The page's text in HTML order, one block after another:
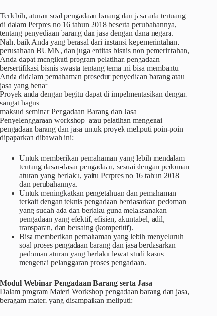
Terlebih, aturan soal pengadaan barang dan jasa ada tertuang
di dalam Perpres no 16 tahun 2018 beserta perubahannya,
tentang penyediaan barang dan jasa dengan dana negara.
Nah, baik Anda yang berasal dari instansi kepemerintahan,
perusahaan BUMN, dan juga entitas bisnis non pemerintahan,
Anda dapat mengikuti program pelatihan pengadaan
bersertifikasi bisnis swasta tentang tema ini bisa membantu
Anda didalam pemahaman prosedur penyediaan barang atau
jasa yang benar
Proyek anda dengan begitu dapat di impelmentasikan dengan
sangat bagus
maksud seminar Pengadaan Barang dan Jasa
Penyelenggaraan workshop atau pelatihan mengenai
pengadaan barang dan jasa untuk proyek meliputi poin-poin
dipaparkan dibawah ini:
Untuk memberikan pemahaman yang lebih mendalam
tentang dasar-dasar pengadaan, sesuai dengan pedoman
aturan yang berlaku, yaitu Perpres no 16 tahun 2018
dan perubahannya.
Untuk meningkatkan pengetahuan dan pemahaman
terkait dengan teknis pengadaan berdasarkan pedoman
yang sudah ada dan berlaku guna melaksanakan
pengadaan yang efektif, efisien, akuntabel, adil,
transparan, dan bersaing (kompetitif).
Bisa memberikan pemahaman yang lebih menyeluruh
soal proses pengadaan barang dan jasa berdasarkan
pedoman aturan yang berlaku lewat studi kasus
mengenai pelanggaran proses pengadaan.
Modul Webinar Pengadaan Barang serta Jasa
Dalam program Materi Workshop pengadaan barang dan jasa,
beragam materi yang disampaikan meliputi: